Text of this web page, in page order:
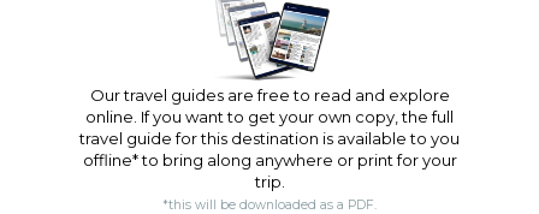
Our travel guides are free to read and explore
online. If you want to get your own copy, the full
travel guide for this destination is available to you
offline* to bring along anywhere or print for your
trip.​
*this will be downloaded as a PDF.